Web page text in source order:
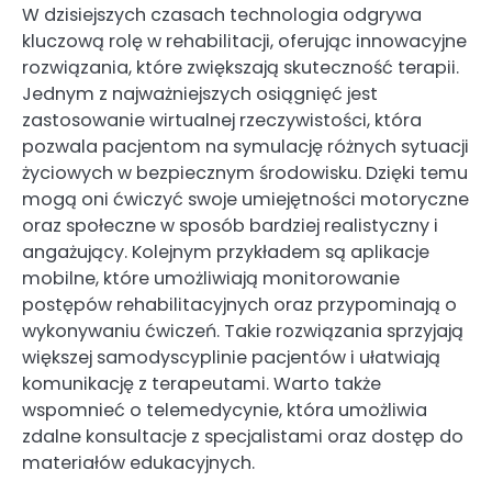
W dzisiejszych czasach technologia odgrywa
kluczową rolę w rehabilitacji, oferując innowacyjne
rozwiązania, które zwiększają skuteczność terapii.
Jednym z najważniejszych osiągnięć jest
zastosowanie wirtualnej rzeczywistości, która
pozwala pacjentom na symulację różnych sytuacji
życiowych w bezpiecznym środowisku. Dzięki temu
mogą oni ćwiczyć swoje umiejętności motoryczne
oraz społeczne w sposób bardziej realistyczny i
angażujący. Kolejnym przykładem są aplikacje
mobilne, które umożliwiają monitorowanie
postępów rehabilitacyjnych oraz przypominają o
wykonywaniu ćwiczeń. Takie rozwiązania sprzyjają
większej samodyscyplinie pacjentów i ułatwiają
komunikację z terapeutami. Warto także
wspomnieć o telemedycynie, która umożliwia
zdalne konsultacje z specjalistami oraz dostęp do
materiałów edukacyjnych.